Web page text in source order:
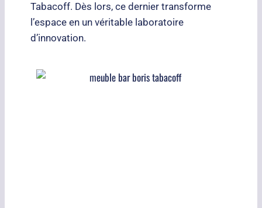
Tabacoff. Dès lors, ce dernier transforme
l’espace en un véritable laboratoire
d’innovation.